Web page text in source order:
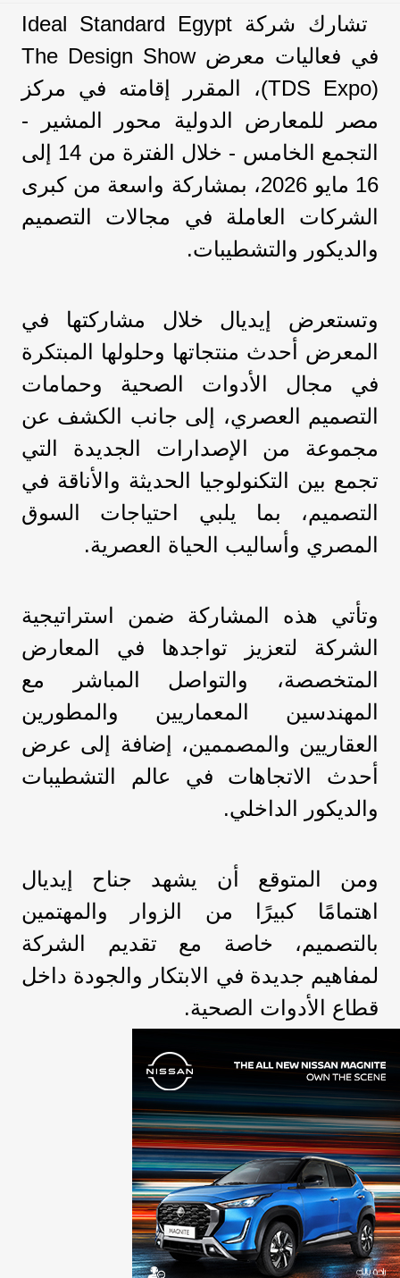
تشارك شركة Ideal Standard Egypt
في فعاليات معرض The Design Show
(TDS Expo)، المقرر إقامته في مركز
مصر للمعارض الدولية محور المشير -
التجمع الخامس - خلال الفترة من 14 إلى
16 مايو 2026، بمشاركة واسعة من كبرى
الشركات العاملة في مجالات التصميم
والديكور والتشطيبات.
وتستعرض إيديال خلال مشاركتها في
المعرض أحدث منتجاتها وحلولها المبتكرة
في مجال الأدوات الصحية وحمامات
التصميم العصري، إلى جانب الكشف عن
مجموعة من الإصدارات الجديدة التي
تجمع بين التكنولوجيا الحديثة والأناقة في
التصميم، بما يلبي احتياجات السوق
المصري وأساليب الحياة العصرية.
وتأتي هذه المشاركة ضمن استراتيجية
الشركة لتعزيز تواجدها في المعارض
المتخصصة، والتواصل المباشر مع
المهندسين المعماريين والمطورين
العقاريين والمصممين، إضافة إلى عرض
أحدث الاتجاهات في عالم التشطيبات
والديكور الداخلي.
ومن المتوقع أن يشهد جناح إيديال
اهتمامًا كبيرًا من الزوار والمهتمين
بالتصميم، خاصة مع تقديم الشركة
لمفاهيم جديدة في الابتكار والجودة داخل
قطاع الأدوات الصحية.